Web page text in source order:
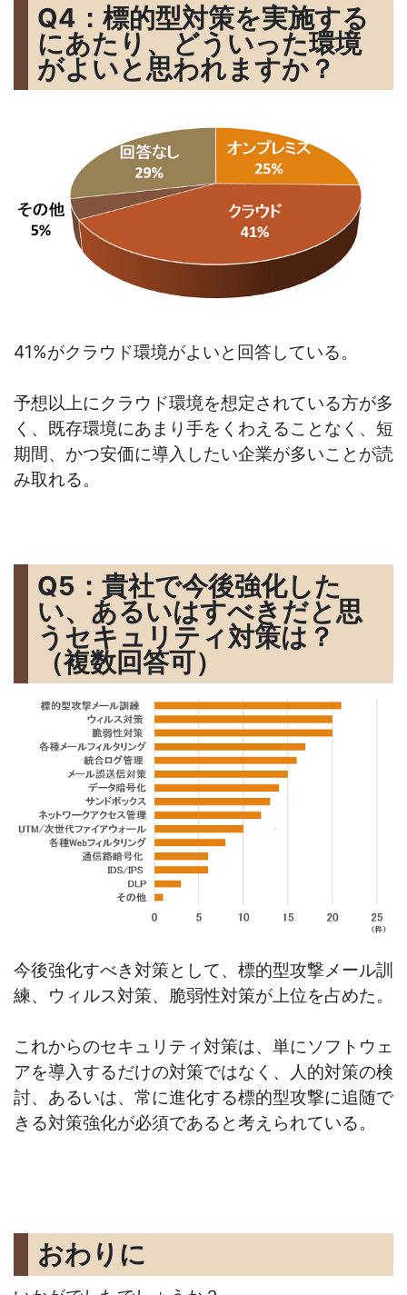
Q4：標的型対策を実施する
にあたり、どういった環境
がよいと思われますか？
41%がクラウド環境がよいと回答している。
予想以上にクラウド環境を想定されている方が多
く、既存環境にあまり手をくわえることなく、短
期間、かつ安価に導入したい企業が多いことが読
み取れる。
Q5：貴社で今後強化した
い、あるいはすべきだと思
うセキュリティ対策は？
（複数回答可）
今後強化すべき対策として、標的型攻撃メール訓
練、ウィルス対策、脆弱性対策が上位を占めた。
これからのセキュリティ対策は、単にソフトウェ
アを導入するだけの対策ではなく、人的対策の検
討、あるいは、常に進化する標的型攻撃に追随で
きる対策強化が必須であると考えられている。
おわりに